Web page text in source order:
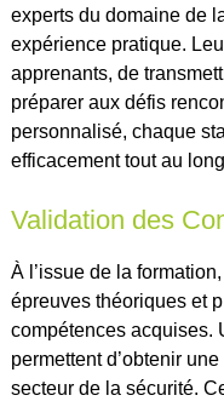
experts du domaine de
expérience pratique.
apprenants, de
préparer aux défis
personnalisé, chaque
efficacement tout au
Validation des
À l’issue de la
épreuves théoriques et
compétences acquises.
permettent d’obtenir
secteur de la sécurité.